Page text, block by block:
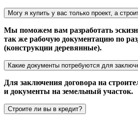
Могу я купить у вас только проект, а
Мы поможем вам разработать
так же рабочую документацию по
(конструкции деревянные).
Какие документы потребуются для
Для заключения договора на
и документы на земельный участок.
Строите ли вы в кредит?